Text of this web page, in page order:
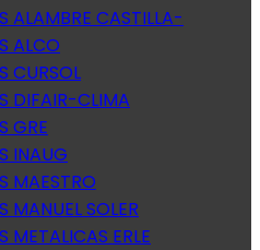
ALAMBRE CASTILLA-
ALCO
CURSOL
DIFAIR-CLIMA
GRE
INAUG
MAESTRO
MANUEL SOLER
METALICAS ERLE